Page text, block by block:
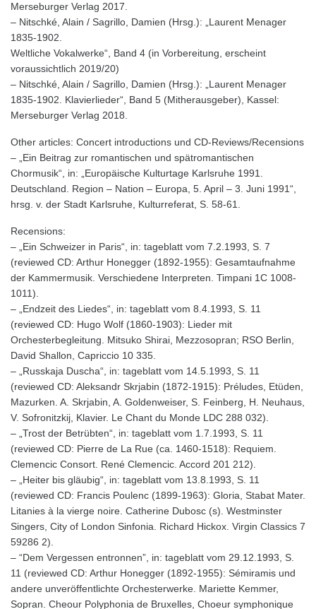
Merseburger Verlag 2017.
– Nitschké, Alain / Sagrillo, Damien (Hrsg.): „Laurent Menager
1835-1902.
Weltliche Vokalwerke“, Band 4 (in Vorbereitung, erscheint
voraussichtlich 2019/20)
– Nitschké, Alain / Sagrillo, Damien (Hrsg.): „Laurent Menager
1835-1902. Klavierlieder“, Band 5 (Mitherausgeber), Kassel:
Merseburger Verlag 2018.
Other articles: Concert introductions und CD-Reviews/Recensions
– „Ein Beitrag zur romantischen und spätromantischen
Chormusik“, in: „Europäische Kulturtage Karlsruhe 1991.
Deutschland. Region – Nation – Europa, 5. April – 3. Juni 1991“,
hrsg. v. der Stadt Karlsruhe, Kulturreferat, S. 58-61.
Recensions:
– „Ein Schweizer in Paris“, in: tageblatt vom 7.2.1993, S. 7
(reviewed CD: Arthur Honegger (1892-1955): Gesamtaufnahme
der Kammermusik. Verschiedene Interpreten. Timpani 1C 1008-
1011).
– „Endzeit des Liedes“, in: tageblatt vom 8.4.1993, S. 11
(reviewed CD: Hugo Wolf (1860-1903): Lieder mit
Orchesterbegleitung. Mitsuko Shirai, Mezzosopran; RSO Berlin,
David Shallon, Capriccio 10 335.
– „Russkaja Duscha“, in: tageblatt vom 14.5.1993, S. 11
(reviewed CD: Aleksandr Skrjabin (1872-1915): Préludes, Etüden,
Mazurken. A. Skrjabin, A. Goldenweiser, S. Feinberg, H. Neuhaus,
V. Sofronitzkij, Klavier. Le Chant du Monde LDC 288 032).
– „Trost der Betrübten“, in: tageblatt vom 1.7.1993, S. 11
(reviewed CD: Pierre de La Rue (ca. 1460-1518): Requiem.
Clemencic Consort. René Clemencic. Accord 201 212).
– „Heiter bis gläubig“, in: tageblatt vom 13.8.1993, S. 11
(reviewed CD: Francis Poulenc (1899-1963): Gloria, Stabat Mater.
Litanies à la vierge noire. Catherine Dubosc (s). Westminster
Singers, City of London Sinfonia. Richard Hickox. Virgin Classics 7
59286 2).
– “Dem Vergessen entronnen”, in: tageblatt vom 29.12.1993, S.
11 (reviewed CD: Arthur Honegger (1892-1955): Sémiramis und
andere unveröffentlichte Orchesterwerke. Mariette Kemmer,
Sopran. Cheour Polyphonia de Bruxelles, Choeur symphonique